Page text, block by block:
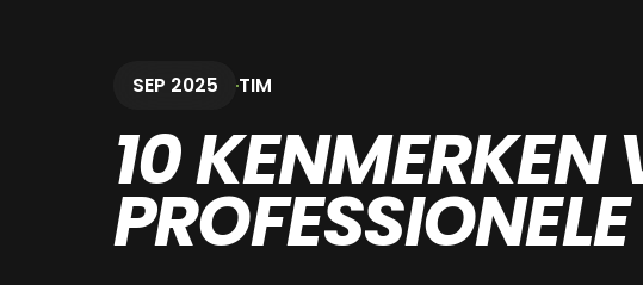
SEP 2025 TIM
10 KENMERKEN